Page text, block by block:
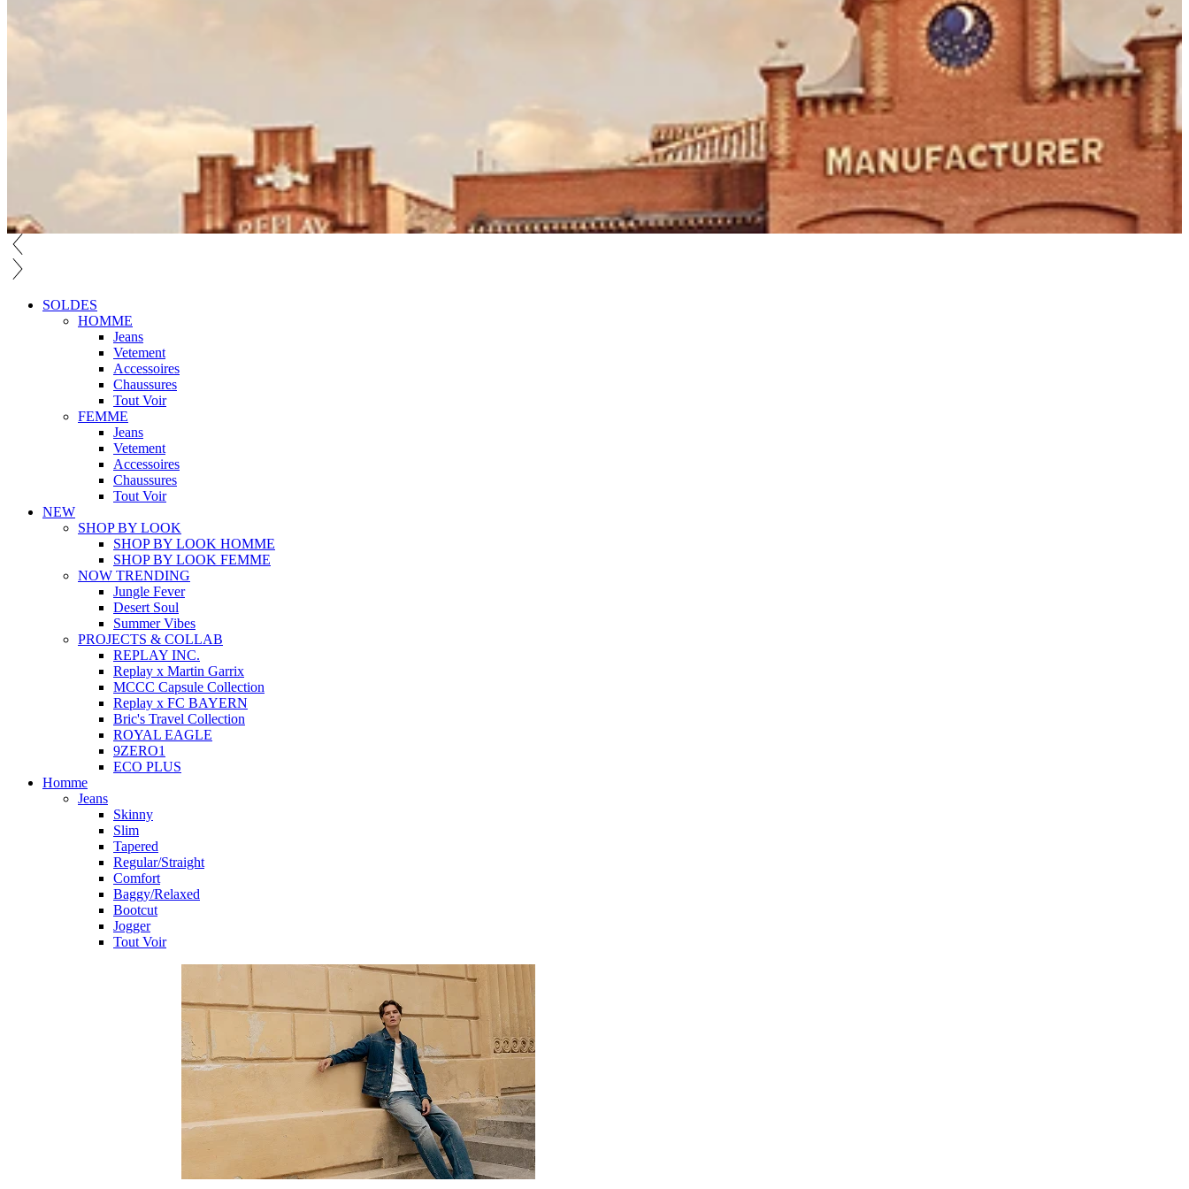
SOLDES
HOMME
Jeans
Vetement
Accessoires
Chaussures
Tout Voir
FEMME
Jeans
Vetement
Accessoires
Chaussures
Tout Voir
NEW
SHOP BY LOOK
SHOP BY LOOK HOMME
SHOP BY LOOK FEMME
NOW TRENDING
Jungle Fever
Desert Soul
Summer Vibes
PROJECTS & COLLAB
REPLAY INC.
Replay x Martin Garrix
MCCC Capsule Collection
Replay x FC BAYERN
Bric's Travel Collection
ROYAL EAGLE
9ZERO1
ECO PLUS
Homme
Jeans
Skinny
Slim
Tapered
Regular/Straight
Comfort
Baggy/Relaxed
Bootcut
Jogger
Tout Voir